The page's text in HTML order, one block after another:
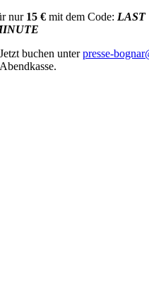
nur15 € mit dem Code: LAST
Jetzt buchen unterpresse-
Abendkasse.